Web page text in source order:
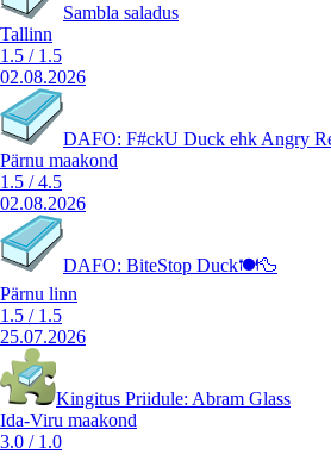
Sambla saladus
Tallinn
1.5 / 1.5
02.08.2026
DAFO: F#ckU Duck ehk Angry
Pärnu maakond
1.5 /4.5
02.08.2026
DAFO: BiteStop Duck🍽️🦆
Pärnu linn
1.5 / 1.5
25.07.2026
Kingitus Priidule: Abram Glass
Ida-Viru maakond
3.0 / 1.0